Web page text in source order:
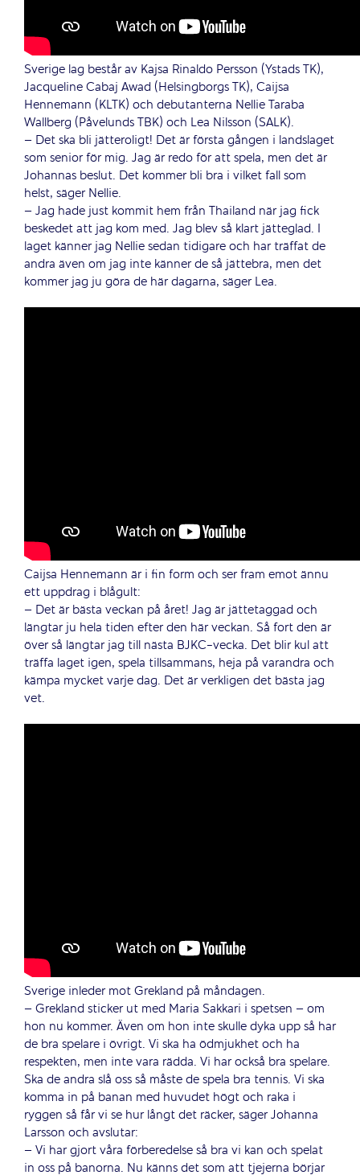
Sverige lag består av Kajsa Rinaldo Persson (Ystads TK),
Jacqueline Cabaj Awad (Helsingborgs TK), Caijsa
Hennemann (KLTK) och debutanterna Nellie Taraba
Wallberg (Påvelunds TBK) och Lea Nilsson (SALK).
– Det ska bli jätteroligt! Det är första gången i landslaget
som senior för mig. Jag är redo för att spela, men det är
Johannas beslut. Det kommer bli bra i vilket fall som
helst, säger Nellie.
– Jag hade just kommit hem från Thailand när jag fick
beskedet att jag kom med. Jag blev så klart jätteglad. I
laget känner jag Nellie sedan tidigare och har träffat de
andra även om jag inte känner de så jättebra, men det
kommer jag ju göra de här dagarna, säger Lea.
Caijsa Hennemann är i fin form och ser fram emot ännu
ett uppdrag i blågult:
– Det är bästa veckan på året! Jag är jättetaggad och
längtar ju hela tiden efter den här veckan. Så fort den är
över så längtar jag till nästa BJKC-vecka. Det blir kul att
träffa laget igen, spela tillsammans, heja på varandra och
kämpa mycket varje dag. Det är verkligen det bästa jag
vet.
Sverige inleder mot Grekland på måndagen.
– Grekland sticker ut med Maria Sakkari i spetsen – om
hon nu kommer. Även om hon inte skulle dyka upp så har
de bra spelare i övrigt. Vi ska ha ödmjukhet och ha
respekten, men inte vara rädda. Vi har också bra spelare.
Ska de andra slå oss så måste de spela bra tennis. Vi ska
komma in på banan med huvudet högt och raka i
ryggen så får vi se hur långt det räcker, säger Johanna
Larsson och avslutar:
– Vi har gjort våra förberedelse så bra vi kan och spelat
in oss på banorna. Nu känns det som att tjejerna börjar